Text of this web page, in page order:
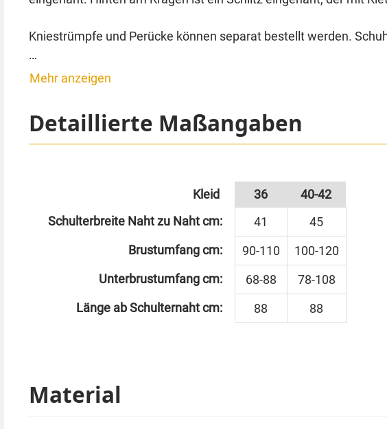
Kniestrümpfe und Perücke können separat bestellt werden.
Bei dem Kinderspiel „Rotes Licht, grünes Licht“ müssen die
Die große Puppe, die am Baum steht und sich immer bei der
Eine Latex Vollmaske von der koreanischen Puppe kann separat
Wenn Sie kein Fan von Masken sind, können Sie Ihr Gesicht
Mehr anzeigen
Detaillierte Maßangaben
Kleid 36
40-42
Schulterbreite Naht zu Naht cm:
41
45
Brustumfang cm:
90-110
100-120
Unterbrustumfang cm:
68-88
78-108
Länge ab Schulternaht cm:
88 88
Material